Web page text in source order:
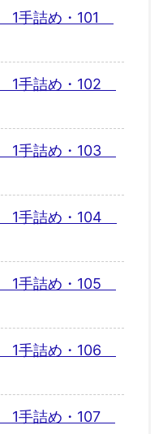
1手詰め・101
1手詰め・102
1手詰め・103
1手詰め・104
1手詰め・105
1手詰め・106
1手詰め・107